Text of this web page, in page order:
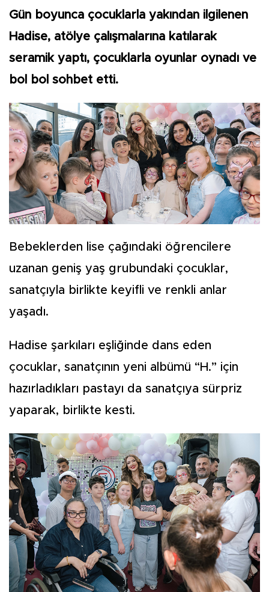
Gün boyunca çocuklarla yakından ilgilenen
Hadise, atölye çalışmalarına katılarak
seramik yaptı, çocuklarla oyunlar oynadı ve
bol bol sohbet etti.
Bebeklerden lise çağındaki öğrencilere
uzanan geniş yaş grubundaki çocuklar,
sanatçıyla birlikte keyifli ve renkli anlar
yaşadı.
Hadise şarkıları eşliğinde dans eden
çocuklar, sanatçının yeni albümü “H.” için
hazırladıkları pastayı da sanatçıya sürpriz
yaparak, birlikte kesti.